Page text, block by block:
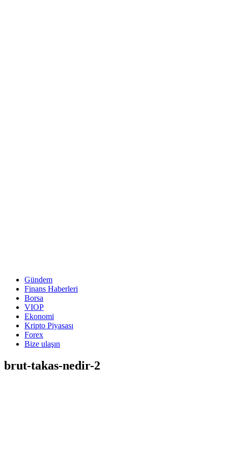
Gündem
Finans Haberleri
Borsa
VIOP
Ekonomi
Kripto Piyasası
Forex
Bize ulaşın
brut-takas-nedir-2